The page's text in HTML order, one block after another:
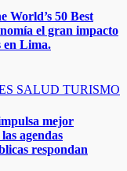
World’s 50 Best
el gran impacto
en Lima.
SALUD TURISMO
mejor
agendas
respondan